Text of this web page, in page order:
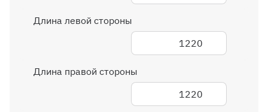
Длина левой стороны
1220
Длина правой стороны
1220